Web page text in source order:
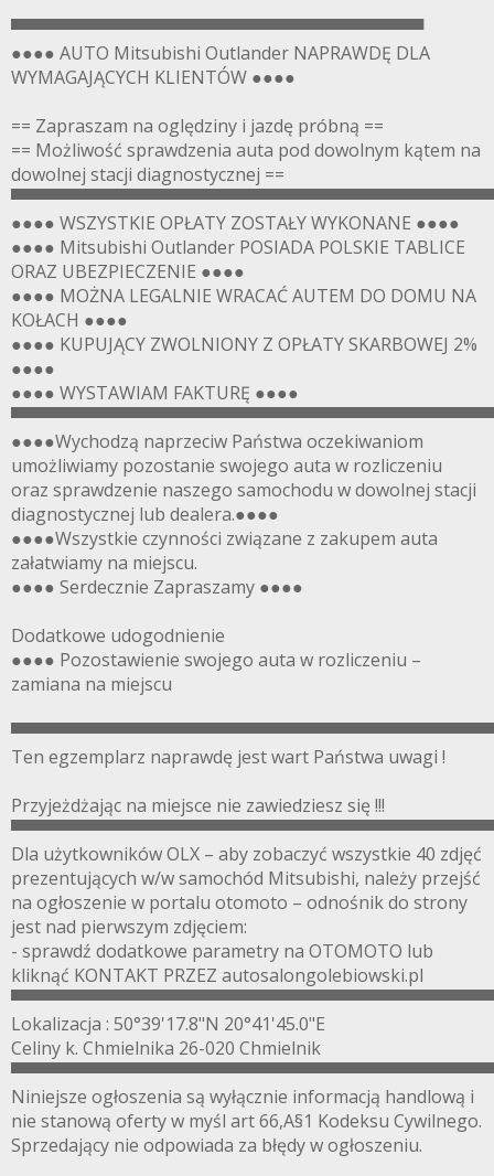
▀▀▀▀▀▀▀▀▀▀▀▀▀▀▀▀▀▀▀▀▀▀▀▀▀▀▀▀▀▀▀▀▀▀
●●●● AUTO Mitsubishi Outlander NAPRAWDĘ DLA
WYMAGAJĄCYCH KLIENTÓW ●●●●
== Zapraszam na oględziny i jazdę próbną ==
== Możliwość sprawdzenia auta pod dowolnym kątem na
dowolnej stacji diagnostycznej ==
●●●● WSZYSTKIE OPŁATY ZOSTAŁY WYKONANE ●●●●
●●●● Mitsubishi Outlander POSIADA POLSKIE TABLICE
ORAZ UBEZPIECZENIE ●●●●
●●●● MOŻNA LEGALNIE WRACAĆ AUTEM DO DOMU NA
KOŁACH ●●●●
●●●● KUPUJĄCY ZWOLNIONY Z OPŁATY SKARBOWEJ 2%
●●●●
●●●● WYSTAWIAM FAKTURĘ ●●●●
●●●●Wychodzą naprzeciw Państwa oczekiwaniom
umożliwiamy pozostanie swojego auta w rozliczeniu
oraz sprawdzenie naszego samochodu w dowolnej stacji
diagnostycznej lub dealera.●●●●
●●●●Wszystkie czynności związane z zakupem auta
załatwiamy na miejscu.
●●●● Serdecznie Zapraszamy ●●●●
Dodatkowe udogodnienie
●●●● Pozostawienie swojego auta w rozliczeniu –
zamiana na miejscu
Ten egzemplarz naprawdę jest wart Państwa uwagi !
Przyjeżdżając na miejsce nie zawiedziesz się !!!
Dla użytkowników OLX – aby zobaczyć wszystkie 40 zdjęć
prezentujących w/w samochód Mitsubishi, należy przejść
na ogłoszenie w portalu otomoto – odnośnik do strony
jest nad pierwszym zdjęciem:
- sprawdź dodatkowe parametry na OTOMOTO lub
kliknąć KONTAKT PRZEZ autosalongolebiowski.pl
Lokalizacja : 50°39'17.8"N 20°41'45.0"E
Celiny k. Chmielnika 26-020 Chmielnik
Niniejsze ogłoszenia są wyłącznie informacją handlową i
nie stanową oferty w myśl art 66,A§1 Kodeksu Cywilnego.
Sprzedający nie odpowiada za błędy w ogłoszeniu.